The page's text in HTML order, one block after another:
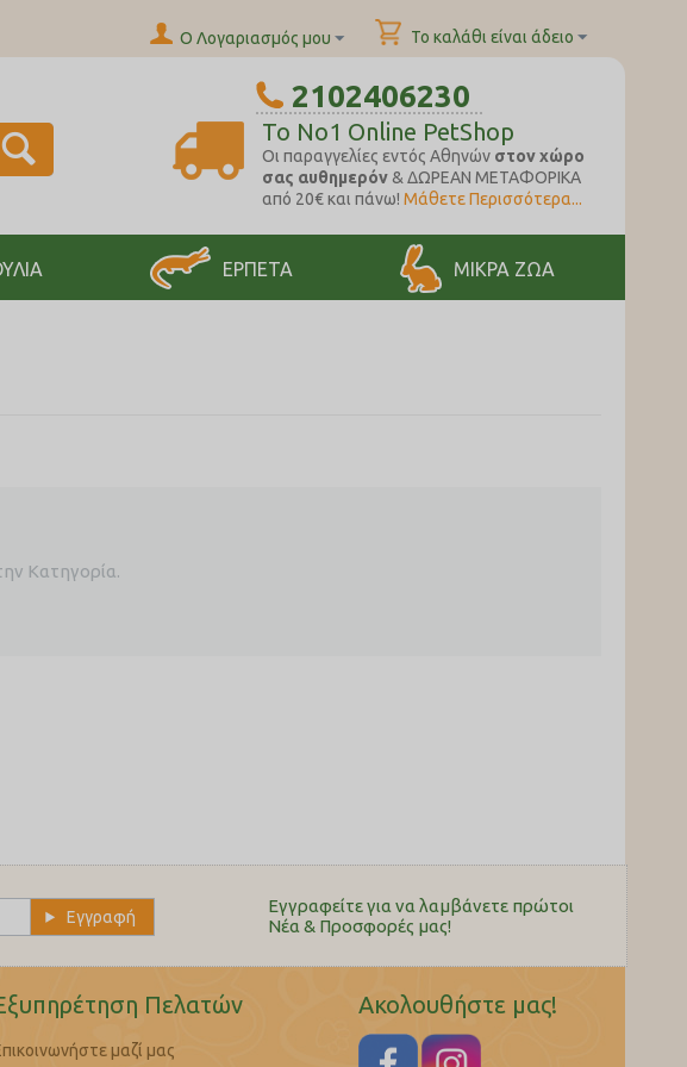
Το καλάθι είναι άδειο
Ο Λογαριασμός μου
2102406230
To No1 Online PetShop
Oι παραγγελίες εντός Αθηνών στον χώρο
σας αυθημερόν& ΔΩΡΕΑΝ ΜΕΤΑΦΟΡΙΚΑ
από 20€ και πάνω! Μάθετε Περισσότερα...
ΕΡΠΕΤΑ ΜΙΚΡΑ ΖΩΑ
Κατηγορία.
Εγγραφείτε για να λαμβάνετε πρώτοι
Nέα & Προσφορές μας!
Πελατών
μαζί μας
Ακολουθήστε μας!